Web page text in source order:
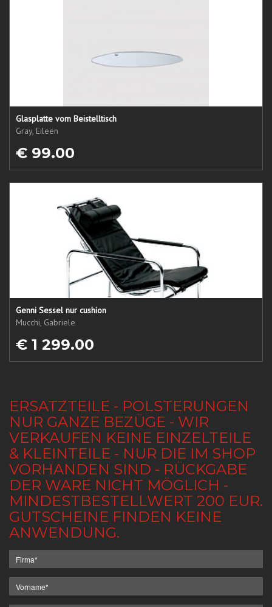
Glasplatte vom Beistelltisch
Gray, Eileen
€ 99.00
Genni Sessel nur cushion
Mucchi, Gabriele
€ 1 299.00
ERSATZTEILE - POLSTERUNGEN
NUR GANZE BEZÜGE - WIR
VERKAUFEN KEINE EINZELTEILE
& KLEINTEILE - NUR DIE IM SHOP
VORHANDEN SIND - RÜCKGABE
DER WARE NICHT MÖGLICH -
MINDESTBESTELLWERT 200 EUR.
GUTSCHEINE FINDEN KEINE
ANWENDUNG.